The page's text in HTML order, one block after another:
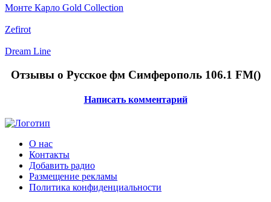
Монте Карло Gold Collection
Zefirot
Dream Line
Отзывы о Русское фм Симферополь 106.1 FM()
Написать комментарий
О нас
Контакты
Добавить радио
Размещение рекламы
Политика конфиденциальности